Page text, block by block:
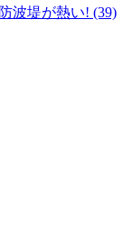
波堤が熱い! (39)